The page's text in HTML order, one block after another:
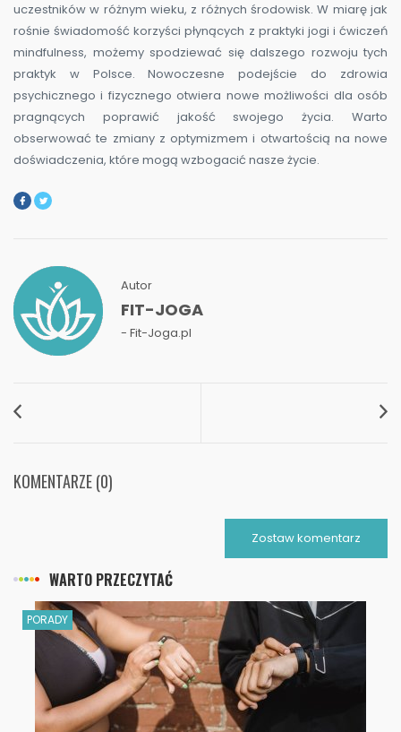
uczestników w różnym wieku, z różnych środowisk. W miarę jak
rośnie świadomość korzyści płynących z praktyki jogi i ćwiczeń
mindfulness, możemy spodziewać się dalszego rozwoju tych
praktyk w Polsce. Nowoczesne podejście do zdrowia
psychicznego i fizycznego otwiera nowe możliwości dla osób
pragnących poprawić jakość swojego życia. Warto
obserwować te zmiany z optymizmem i otwartością na nowe
doświadczenia, które mogą wzbogacić nasze życie.
Autor
FIT-JOGA
- Fit-Joga.pl
KOMENTARZE (0)
Zostaw komentarz
WARTO PRZECZYTAĆ
PORADY